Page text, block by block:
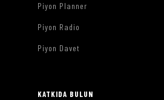
Piyon Planner
Piyon Radio
Piyon Davet
KATKIDA BULUN